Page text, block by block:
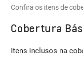
Confira os itens de
Cobertura
Itens inclusos na